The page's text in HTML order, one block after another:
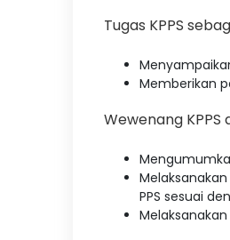
Tugas KPPS
Memberikan
Wewenang KPPS
Melaksanakan
PPS sesuai